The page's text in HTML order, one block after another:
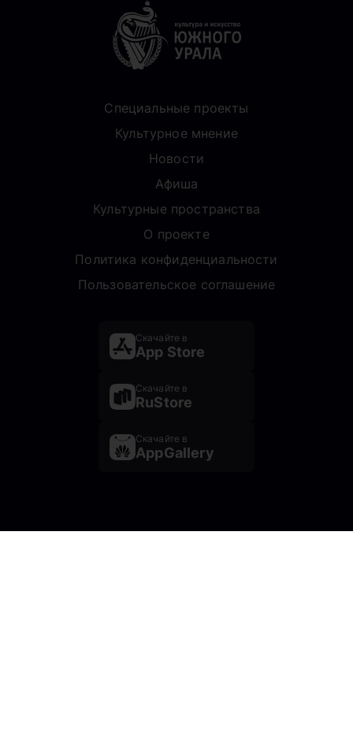
Специальные проекты
Культурное мнение
Новости
Афиша
Культурные пространства
О проекте
Политика конфиденциальности
Пользовательское соглашение
Скачайте в
App Store
Скачайте в
RuStore
Скачайте в
AppGallery